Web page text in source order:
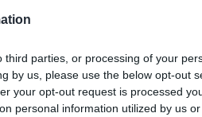
parties, or processing of your
by us, please use the below opt-out
your opt-out request is processed
personal information utilized by us
Θα
θα γίνει μπροστά
του Open ο Μιχάλης